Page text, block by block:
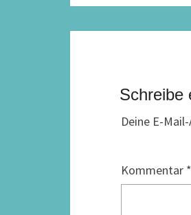
Schreibe
Deine E-
Kommentar *